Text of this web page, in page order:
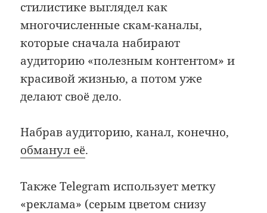
стилистике выглядел как
многочисленные скам-каналы,
которые сначала набирают
аудиторию «полезным контентом» и
красивой жизнью, а потом уже
делают своё дело.
Набрав аудиторию, канал, конечно,
обманул её.
Также Telegram использует метку
«реклама» (серым цветом снизу